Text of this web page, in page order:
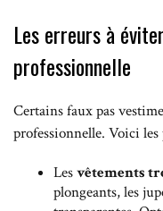
Les erreurs à
professionnelle
Certains faux pas
professionnelle. Voici
Lesvêtements
plongeants, les